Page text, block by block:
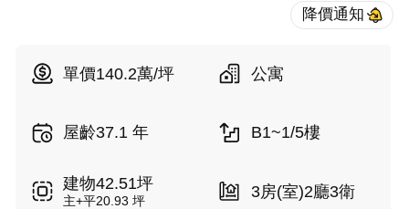
單價140.2萬/坪 公寓
屋齡37.1 年 B1~1/5樓
建物42.51坪
主+平20.93 坪 3房(室)2廳3衛